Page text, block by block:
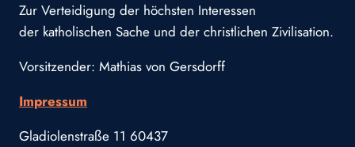
Zur Verteidigung der höchsten Interessen
der katholischen Sache und der christlichen Zivilisation.
Vorsitzender: Mathias von Gersdorff
Impressum
Gladiolenstraße 11 60437